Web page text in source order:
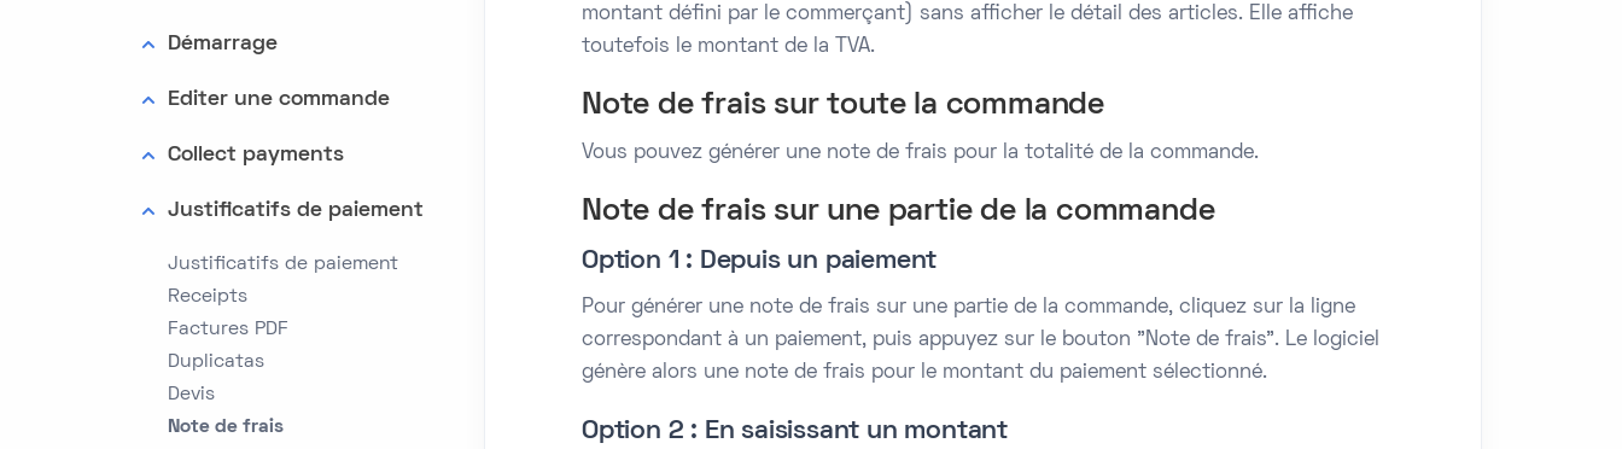
Démarrage
Editer une commande
Collect payments
Justificatifs de paiement
Justificatifs de paiement
Receipts
Factures PDF
Duplicatas
Devis
Note de frais
montant défini par le commerçant) sans afficher le détail des articles. Elle affiche
toutefois le montant de la TVA.
Note de frais sur toute la commande
Vous pouvez générer une note de frais pour la totalité de la commande.
Note de frais sur une partie de la commande
Option 1 : Depuis un paiement
Pour générer une note de frais sur une partie de la commande, cliquez sur la ligne
correspondant à un paiement, puis appuyez sur le bouton "Note de frais". Le logiciel
génère alors une note de frais pour le montant du paiement sélectionné.
Option 2 : En saisissant un montant